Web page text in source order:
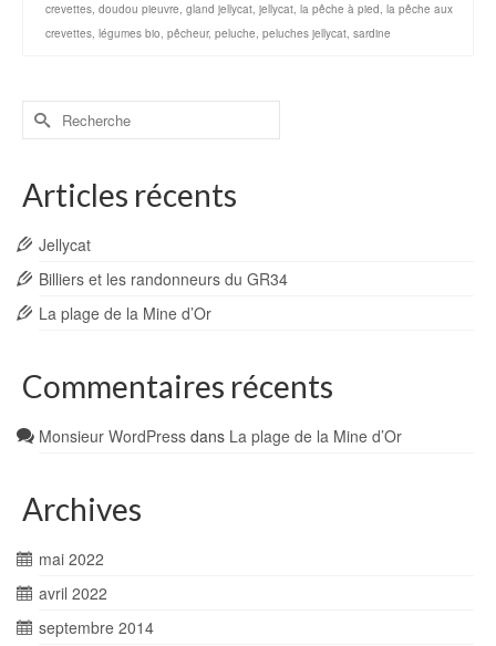
crevettes, doudou pieuvre, gland jellycat, jellycat, la pêche à pied, la pêche aux
crevettes, légumes bio, pêcheur, peluche, peluches jellycat, sardine
Rechercher :
Articles récents
Jellycat
Billiers et les randonneurs du GR34
La plage de la Mine d’Or
Commentaires récents
Monsieur WordPress dans La plage de la Mine d’Or
Archives
mai 2022
avril 2022
septembre 2014